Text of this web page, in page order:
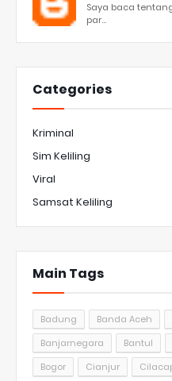
Saya baca
par...
Categories
Kriminal
Sim Keliling
Viral
Samsat Keliling
Main Tags
Badung Banda Aceh
Banjarnegara
Bantul
Bogor
Cianjur